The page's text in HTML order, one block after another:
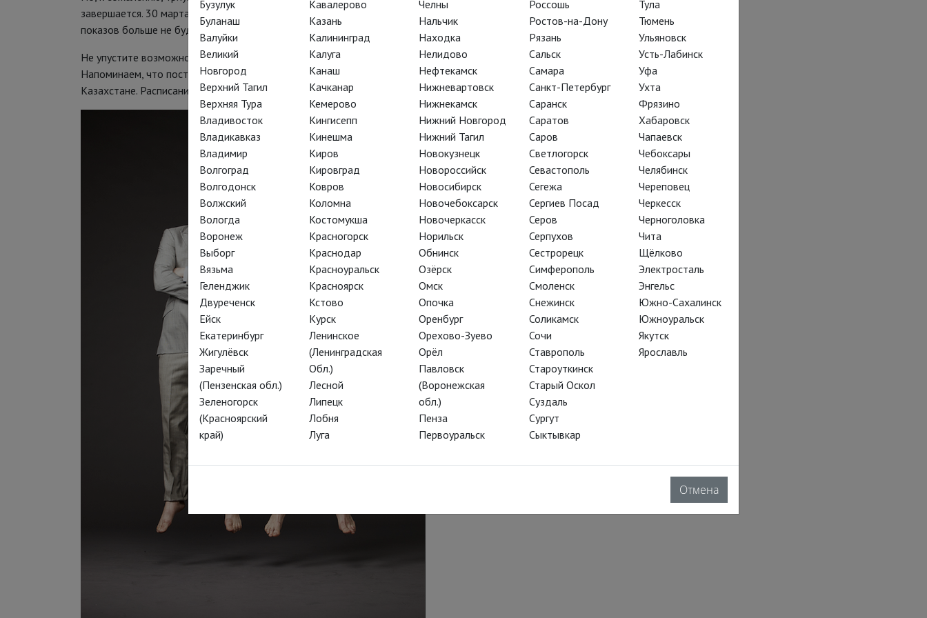
завершается. 30 марта состоится последний сеанс. В апреле, мае и далее
показов больше не будет.
Не упустите возможность посетить последние показы в своем городе.
Напоминаем, что постановка идет в трех странах, в России, Украине и
Казахстане. Расписание
ЗДЕСЬ.
Бузулук
Буланаш
Валуйки
Великий
Новгород
Верхний Тагил
Верхняя Тура
Владивосток
Владикавказ
Владимир
Волгоград
Волгодонск
Волжский
Вологда
Воронеж
Выборг
Вязьма
Геленджик
Двуреченск
Ейск
Екатеринбург
Жигулёвск
Заречный
(Пензенская обл.)
Зеленогорск
(Красноярский
край)
Кавалерово
Казань
Калининград
Калуга
Канаш
Качканар
Кемерово
Кингисепп
Кинешма
Киров
Кировград
Ковров
Коломна
Костомукша
Красногорск
Краснодар
Красноуральск
Красноярск
Кстово
Курск
Ленинское
(Ленинградская
Обл.)
Лесной
Липецк
Лобня
Луга
Челны
Нальчик
Находка
Нелидово
Нефтекамск
Нижневартовск
Нижнекамск
Нижний Новгород
Нижний Тагил
Новокузнецк
Новороссийск
Новосибирск
Новочебоксарск
Новочеркасск
Норильск
Обнинск
Озёрск
Омск
Опочка
Оренбург
Орехово-Зуево
Орёл
Павловск
(Воронежская
обл.)
Пенза
Первоуральск
Россошь
Ростов-на-Дону
Рязань
Сальск
Самара
Санкт-Петербург
Саранск
Саратов
Саров
Светлогорск
Севастополь
Сегежа
Сергиев Посад
Серов
Серпухов
Сестрорецк
Симферополь
Смоленск
Снежинск
Соликамск
Сочи
Ставрополь
Староуткинск
Старый Оскол
Суздаль
Сургут
Сыктывкар
Тула
Тюмень
Ульяновск
Усть-Лабинск
Уфа
Ухта
Фрязино
Хабаровск
Чапаевск
Чебоксары
Челябинск
Череповец
Черкесск
Черноголовка
Чита
Щёлково
Электросталь
Энгельс
Южно-Сахалинск
Южноуральск
Якутск
Ярославль
Отмена